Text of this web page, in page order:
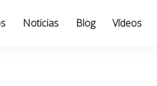
Noticias Blog Vídeos